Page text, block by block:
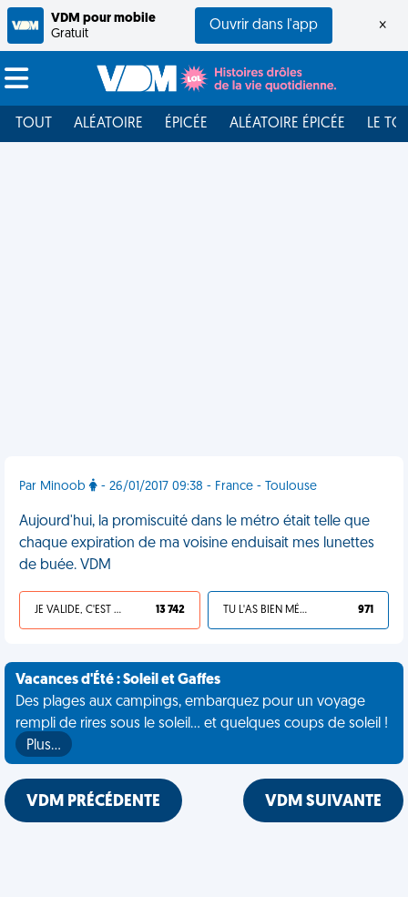
VDM pour mobile
Gratuit
Ouvrir dans l'app ×
TOUT ALÉATOIRE ÉPICÉE ALÉATOIRE ÉPICÉE LE
Par Minoob - 26/01/2017 09:38 - France - Toulouse
Aujourd'hui, la promiscuité dans le métro était telle que
chaque expiration de ma voisine enduisait mes lunettes
de buée. VDM
JE VALIDE, C'EST UNE VDM 13 742 TU L'AS BIEN MÉRITÉ 971
Vacances d'Été : Soleil et Gaffes
Des plages aux campings, embarquez pour un voyage
rempli de rires sous le soleil... et quelques coups de soleil !
Plus…
VDM PRÉCÉDENTE VDM SUIVANTE